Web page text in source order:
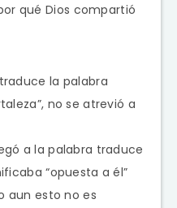
qué Dios compartió
la palabra
no se atrevió a
a la palabra traduce
“opuesta a él”
aun esto no es